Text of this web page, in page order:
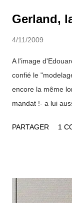
Gerland,
4/11/2009
A l'image
confié le
encore la même
mandat !- a lui
Massimiliano
cette "mentalité
PARTAGER 1